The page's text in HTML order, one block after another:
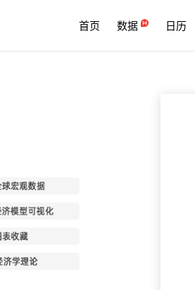
首页 数据 日历